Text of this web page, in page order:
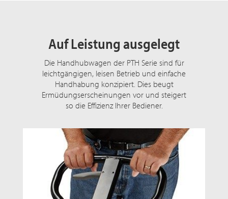
Auf Leistung ausgelegt
Die Handhubwagen der PTH Serie sind für
leichtgängigen, leisen Betrieb und einfache
Handhabung konzipiert. Dies beugt
Ermüdungserscheinungen vor und steigert
so die Effizienz Ihrer Bediener.